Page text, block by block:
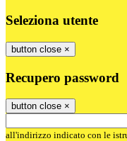
Seleziona utente
button close ×
Recupero password
button close ×
all'indirizzo indicato con le